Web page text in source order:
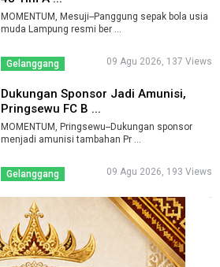
MOMENTUM, Mesuji--Panggung sepak bola usia
muda Lampung resmi ber ...
Gelanggang 09 Agu 2026, 137 Views
Dukungan Sponsor Jadi Amunisi,
Pringsewu FC B ...
MOMENTUM, Pringsewu--Dukungan sponsor
menjadi amunisi tambahan Pr ...
Gelanggang 09 Agu 2026, 193 Views